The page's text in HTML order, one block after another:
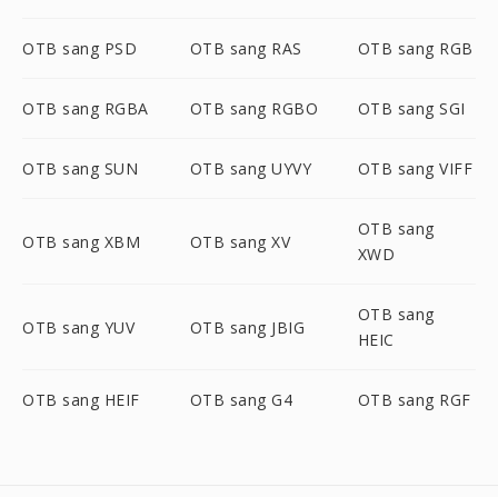
OTB sang PSD OTB sang RAS OTB sang RGB
OTB sang RGBA OTB sang RGBO OTB sang SGI
OTB sang SUN OTB sang UYVY OTB sang VIFF
OTB sang XBM OTB sang XV
OTB sang
XWD
OTB sang YUV OTB sang JBIG
OTB sang
HEIC
OTB sang HEIF OTB sang G4 OTB sang RGF